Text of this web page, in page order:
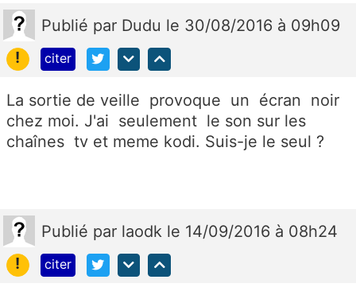
Publié par Dudu le 30/08/2016 à 09h09
!
citer
La sortie de veille provoque un écran noir
chez moi. J'ai seulement le son sur les
chaînes tv et meme kodi. Suis-je le seul ?
Publié par laodk le 14/09/2016 à 08h24
!
citer